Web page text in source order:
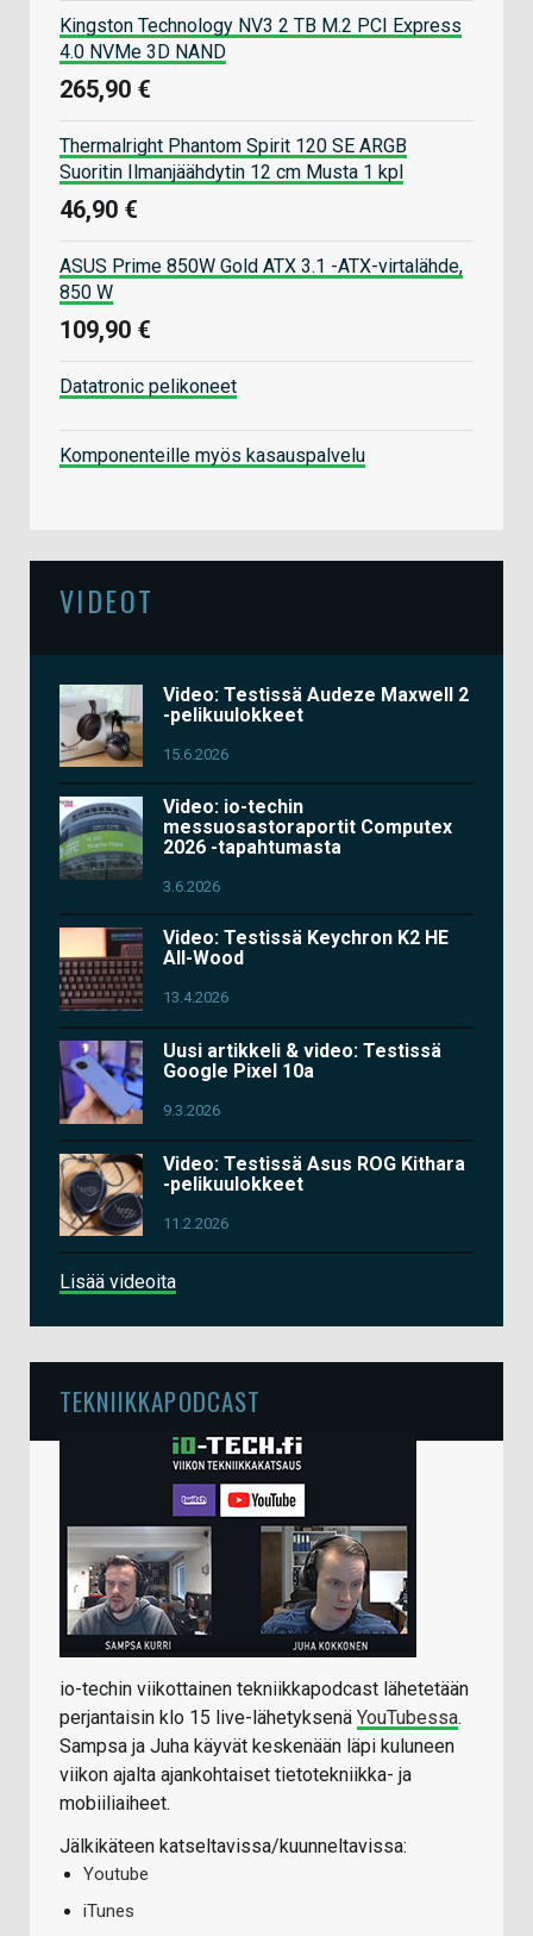
Kingston Technology NV3 2 TB M.2 PCI Express
4.0 NVMe 3D NAND
265,90 €
Thermalright Phantom Spirit 120 SE ARGB
Suoritin Ilmanjäähdytin 12 cm Musta 1 kpl
46,90 €
ASUS Prime 850W Gold ATX 3.1 -ATX-virtalähde,
850 W
109,90 €
Datatronic pelikoneet
Komponenteille myös kasauspalvelu
VIDEOT
Video: Testissä Audeze Maxwell 2
-pelikuulokkeet
15.6.2026
Video: io-techin
messuosastoraportit Computex
2026 -tapahtumasta
3.6.2026
Video: Testissä Keychron K2 HE
All-Wood
13.4.2026
Uusi artikkeli & video: Testissä
Google Pixel 10a
9.3.2026
Video: Testissä Asus ROG Kithara
-pelikuulokkeet
11.2.2026
Lisää videoita
TEKNIIKKAPODCAST
io-techin viikottainen tekniikkapodcast lähetetään
perjantaisin klo 15 live-lähetyksenä YouTubessa.
Sampsa ja Juha käyvät keskenään läpi kuluneen
viikon ajalta ajankohtaiset tietotekniikka- ja
mobiiliaiheet.
Jälkikäteen katseltavissa/kuunneltavissa:
Youtube
iTunes